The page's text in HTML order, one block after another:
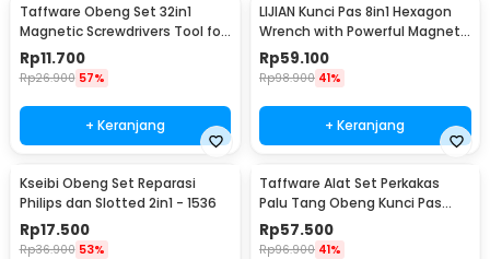
Taffware Obeng Set 32in1
Magnetic Screwdrivers Tool for
Smartphone - 7089C
Rp11.700
Rp26.900 57%
+ Keranjang
LIJIAN Kunci Pas 8in1 Hexagon
Wrench with Powerful Magnet
- LJ21
Rp59.100
Rp98.900 41%
+ Keranjang
Kseibi Obeng Set Reparasi
Philips dan Slotted 2in1 - 1536
Rp17.500
Rp36.900 53%
Taffware Alat Set Perkakas
Palu Tang Obeng Kunci Pas
15in1 - YL-8016
Rp57.500
Rp96.900 41%